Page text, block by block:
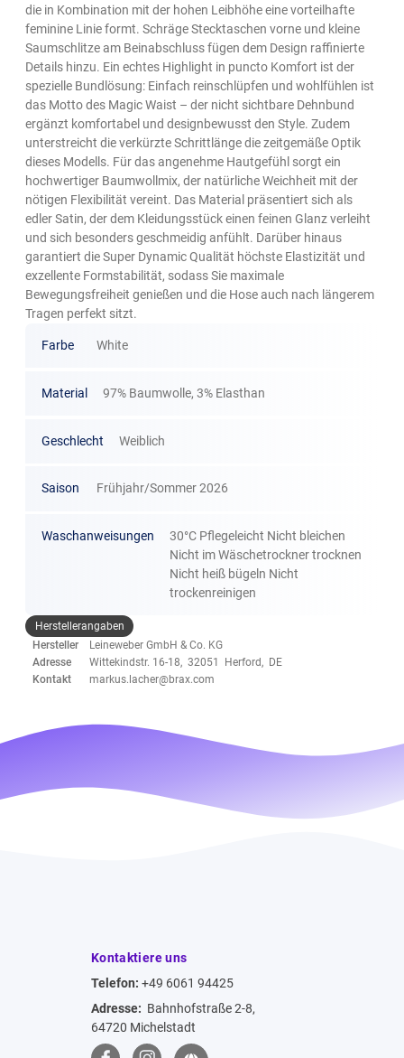
die in Kombination mit der hohen Leibhöhe eine vorteilhafte
feminine Linie formt. Schräge Stecktaschen vorne und kleine
Saumschlitze am Beinabschluss fügen dem Design raffinierte
Details hinzu. Ein echtes Highlight in puncto Komfort ist der
spezielle Bundlösung: Einfach reinschlüpfen und wohlfühlen ist
das Motto des Magic Waist – der nicht sichtbare Dehnbund
ergänzt komfortabel und designbewusst den Style. Zudem
unterstreicht die verkürzte Schrittlänge die zeitgemäße Optik
dieses Modells. Für das angenehme Hautgefühl sorgt ein
hochwertiger Baumwollmix, der natürliche Weichheit mit der
nötigen Flexibilität vereint. Das Material präsentiert sich als
edler Satin, der dem Kleidungsstück einen feinen Glanz verleiht
und sich besonders geschmeidig anfühlt. Darüber hinaus
garantiert die Super Dynamic Qualität höchste Elastizität und
exzellente Formstabilität, sodass Sie maximale
Bewegungsfreiheit genießen und die Hose auch nach längerem
Tragen perfekt sitzt.
Farbe White
Material 97% Baumwolle, 3% Elasthan
Geschlecht Weiblich
Saison Frühjahr/Sommer 2026
Waschanweisungen
30°C Pflegeleicht Nicht bleichen
Nicht im Wäschetrockner trocknen
Nicht heiß bügeln Nicht
trockenreinigen
Herstellerangaben
Hersteller
Leineweber GmbH & Co. KG
Adresse
Wittekindstr. 16-18, 32051 Herford, DE
Kontakt
markus.lacher@brax.com
Kontaktiere uns
Telefon: +49 6061 94425
Adresse: Bahnhofstraße 2-8,
64720 Michelstadt